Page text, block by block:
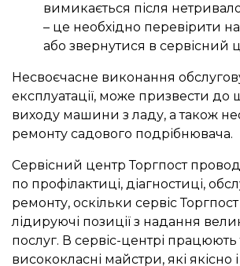
вимикається після
– це необхідно перевірити
або звернутися в сервісний
Несвоєчасне виконання
експлуатації, може призвести до
виходу машини з ладу, а також
ремонту садового подрібнювача.
Сервісний центр Торгпост
по профілактиці, діагностиці,
ремонту, оскільки сервіс
лідируючі позиції з надання
послуг. В сервіс-центрі працюють
висококласні майстри, які якісно